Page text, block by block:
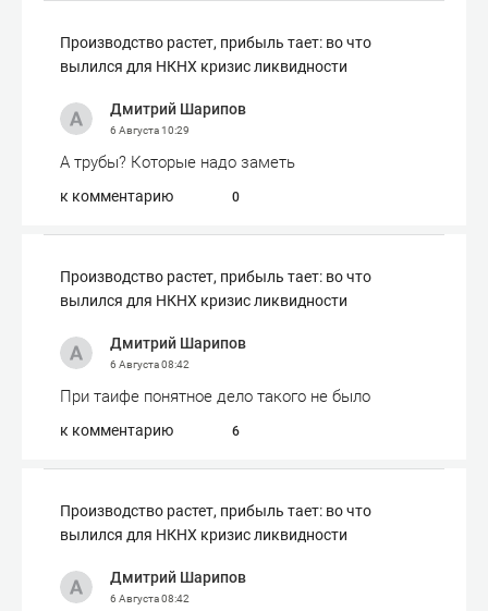
Производство растет, прибыль тает: во что
вылился для НКНХ кризис ликвидности
Дмитрий Шарипов
6 Августа10:29
А трубы? Которые надо заметь
к комментарию 0
Производство растет, прибыль тает: во что
вылился для НКНХ кризис ликвидности
Дмитрий Шарипов
6 Августа08:42
При таифе понятное дело такого не было
к комментарию 6
Производство растет, прибыль тает: во что
вылился для НКНХ кризис ликвидности
Дмитрий Шарипов
6 Августа08:42